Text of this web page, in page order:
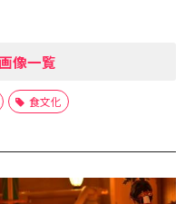
像一覧
食文化